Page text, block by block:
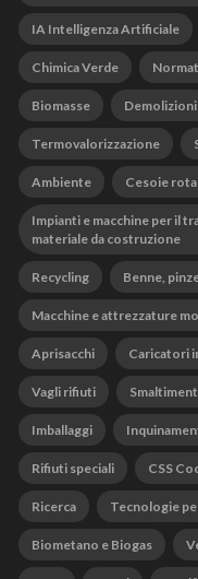
IA Intelligenza Artificiale
Chimica Verde
Biomasse Demolizioni
Termovalorizzazione
Ambiente Cesoie
Impianti e macchine per il
materiale da costruzione
Recycling Benne,
Macchine e attrezzature
Aprisacchi Caricatori
Vagli rifiuti
Imballaggi
Rifiuti speciali CSS
Ricerca Tecnologie
Biometano e Biogas